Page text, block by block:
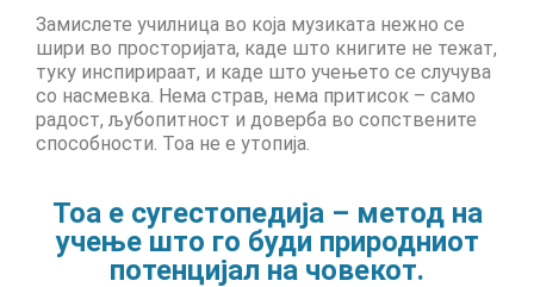
Пријава за обуки-дел од проектот
„СУПЕР УЧЕЊЕ ЗА СУПЕР ДЕЦА“
Запознавање со проектот „Супер учење за
супер деца“
Интервју со Илијана Атанасова – носител на
проектот „Сугестопедија“ во Еду Центар
Замислете училница во која музиката нежно се
шири во просторијата, каде што книгите не тежат,
туку инспирираат, и каде што учењето се случува
со насмевка. Нема страв, нема притисок – само
радост, љубопитност и доверба во сопствените
способности. Тоа не е утопија.
Тоа е сугестопедија – метод на
учење што го буди природниот
потенцијал на човекот.